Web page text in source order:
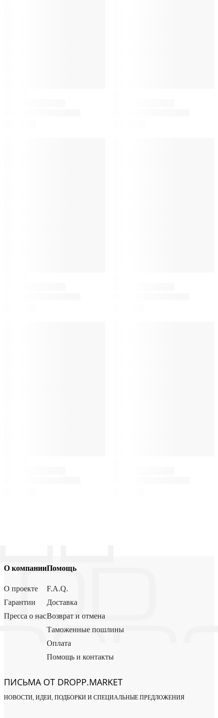
О компании
О проекте
Гарантии
Пресса о нас
Помощь
F.A.Q.
Доставка
Возврат и отмена
Таможенные пошлины
Оплата
Помощь и контакты
ПИСЬМА ОТ DROPP.MARKET
НОВОСТИ, ИДЕИ, ПОДБОРКИ И СПЕЦИАЛЬНЫЕ ПРЕДЛОЖЕНИЯ